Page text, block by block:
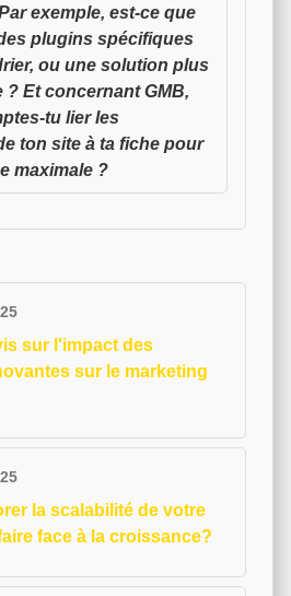
exemple, est-ce que
plugins spécifiques
ou une solution plus
? Et concernant GMB,
tu lier les
ton site à ta fiche pour
maximale ?
sur l'impact des
sur le marketing
la scalabilité de votre
face à la croissance?